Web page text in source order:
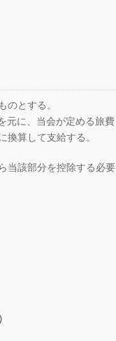
とする。
元に、当会が定める旅費
算して支給する。
当該部分を控除する必要